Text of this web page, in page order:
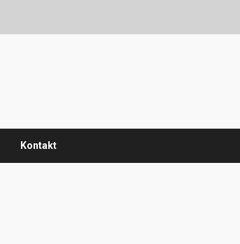
Kontakt